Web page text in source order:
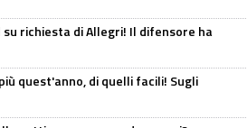
richiesta di Allegri! Il difensore ha
quest'anno, di quelli facili! Sugli